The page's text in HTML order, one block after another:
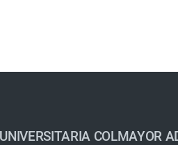
COLMAYOR